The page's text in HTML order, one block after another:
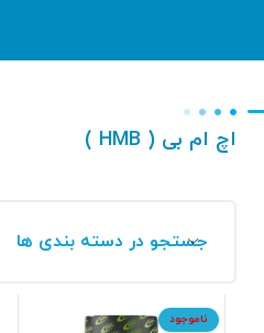
اچ ام بی ( HMB )
جستجو در دسته بندی ها
ناموجود